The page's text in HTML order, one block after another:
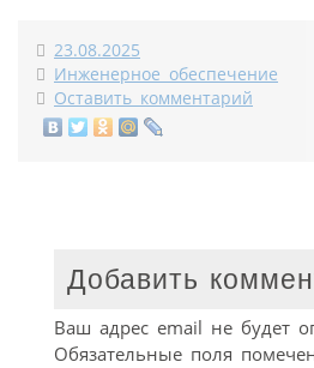
23.08.2025
Инженерное обеспечение
Оставить комментарий
Добавить
Ваш адрес email не будет
Обязательные поля